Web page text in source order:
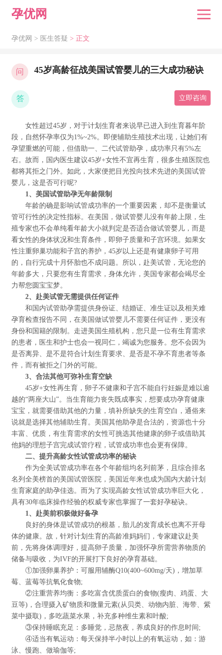
孕优网
孕优网 > 医生答疑 > 正文
问 45岁高龄征战美国试管婴儿的三大成功秘诀
答 立即咨询
女性超过45岁，对于计划生育者来说早已进入到生育暮年阶
段，自然怀孕率仅为1%~2%。即便辅助生殖技术出现，让她们有
孕望重燃的可能，但借助一、二代试管助孕，成功率只有5%左
右。故而，国内医生建议45岁+女性不宜再生育，很多生殖医院也
都将其拒之门外。如此，大家便把目光投向技术先进的美国试管
婴儿，这是否可行呢?
1、美国试管助孕无年龄限制
年龄的确是影响试管成功率的一个重要因素，却不是衡量试
管可行性的决定性指标。在美国，做试管婴儿没有年龄上限，生
殖专家也不会单纯看年龄大小就判定是否适合做试管婴儿，而是
看女性的身体状况和生育条件，即卵子质量和子宫环境。如果女
性注重卵巢功能和子宫的养护，45岁以上还是有健康卵子可用
的，自行完成十月怀胎也不成问题。所以，赴美试管，无论您的
年龄多大，只要您有生育需求，身体允许，美国专家都会竭尽全
力帮您圆宝宝梦。
2、赴美试管无需提供任何证件
和国内试管助孕需提供身份证、结婚证、准生证以及相关难
孕育检查报告不同，在美国做试管婴儿不需要任何证件，更没有
身份和国籍的限制。走进美国生殖机构，您只是一位有生育需求
的患者，医生和护士也会一视同仁，竭诚为您服务。您不会因为
是否离异、是不是符合计划生育要求、是否是不孕不育患者等条
件，而有被拒之门外的可能。
3、合法其他可弥补生育空缺
45岁+女性再生育，卵子不健康和子宫不能自行妊娠是难以逾
越的“两座大山”。当生育能力丧失既成事实，想要成功孕育健康
宝宝，就需要借助其他的力量，填补所缺失的生育空白，通俗来
说就是选择其他辅助生育。美国其他助孕是合法的，资源也十分
丰富、优质，有生育需求的女性可挑选其他健康的卵子或借助其
他妈的理想子宫完成试管疗程，试管成功率也会更有保障。
二、提升高龄女性试管成功率的秘诀
作为全美试管成功率在各个年龄组均名列前茅，且综合排名
名列全美榜首的美国试管医院，美国近年来也成为国内大龄计划
生育家庭的助孕佳选。而为了实现高龄女性试管成功率巨大化，
具有30年临床操作经验的权威专家也掌握了一套好孕秘诀。
1、赴美前积极做好备孕
良好的身体是试管成功的根基，胎儿的发育成长也离不开母
体的健康。故，针对计划生育的高龄准妈妈们，专家建议赴美
前，先将身体调理好，提高卵子质量，加强怀孕所需营养物质的
储备与吸收，为IVF的开展打下良好的孕育基础。
①加强卵巢养护：可服用辅酶Q10(400~600mg/天)，增加草
莓、蓝莓等抗氧化食物;
②注重营养均衡：多吃富含优质蛋白的食物(瘦肉、鸡蛋、大
豆等)，合理摄入矿物质和微量元素(从贝类、动物内脏、海带、紫
菜中摄取)，多吃蔬菜水果，补充多种维生素和叶酸;
③保持睡眠充足：多睡觉，忌熬夜，养成良好的作息时间;
④适当有氧运动：每天保持半小时以上的有氧运动，如：游
泳、慢跑、做瑜伽等;